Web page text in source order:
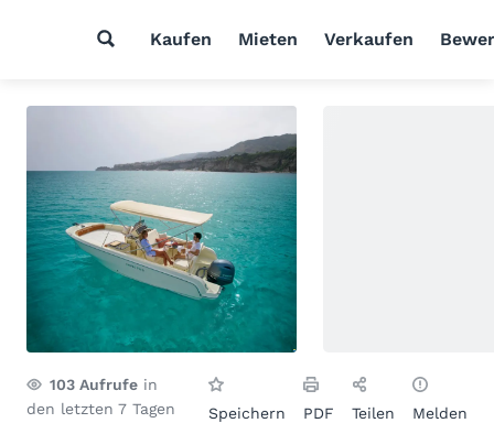
Kaufen Mieten Verkaufen
103 Aufrufe in
den letzten 7 Tagen
Speichern PDF Teilen Melden